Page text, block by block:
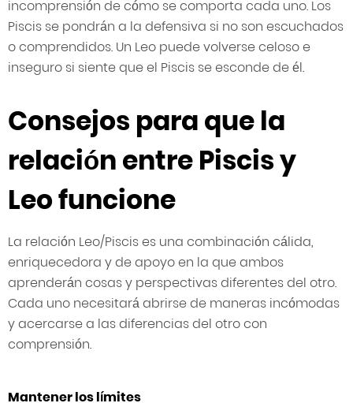
incomprensión de cómo se comporta cada uno. Los
Piscis se pondrán a la defensiva si no son escuchados
o comprendidos. Un Leo puede volverse celoso e
inseguro si siente que el Piscis se esconde de él.
Consejos para que la
relación entre Piscis y
Leo funcione
La relación Leo/Piscis es una combinación cálida,
enriquecedora y de apoyo en la que ambos
aprenderán cosas y perspectivas diferentes del otro.
Cada uno necesitará abrirse de maneras incómodas
y acercarse a las diferencias del otro con
comprensión.
Mantener los límites